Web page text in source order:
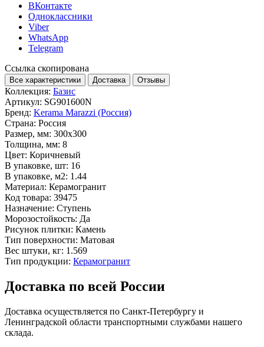
ВКонтакте
Одноклассники
Viber
WhatsApp
Telegram
Ссылка скопирована
Все характеристики Доставка Отзывы
Коллекция: Базис
Артикул: SG901600N
Бренд: Kerama Marazzi (Россия)
Страна: Россия
Размер, мм: 300x300
Толщина, мм: 8
Цвет: Коричневый
В упаковке, шт: 16
В упаковке, м2: 1.44
Материал: Керамогранит
Код товара: 39475
Назначение: Ступень
Морозостойкость: Да
Рисунок плитки: Камень
Тип поверхности: Матовая
Вес штуки, кг: 1.569
Тип продукции: Керамогранит
Доставка по всей России
Доставка осуществляется по Санкт-Петербургу и
Ленинградской области транспортными службами нашего
склада.